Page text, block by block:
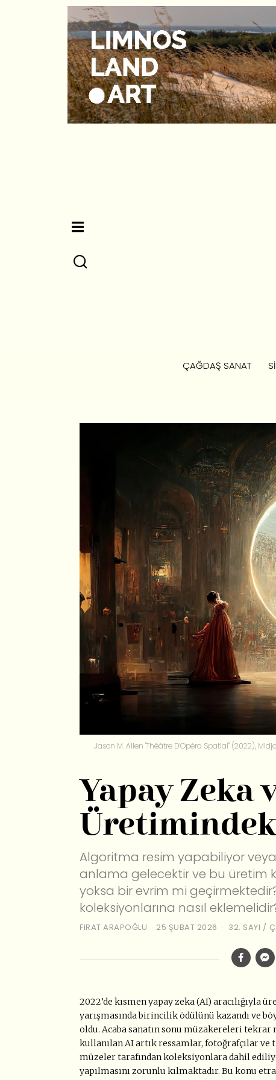
ÇAĞDAŞ SANAT
Jason M. Allen "Théâtre D’Opéra Spatial" (2022),
Yapay Zeka
Algoritma resim yapabiliyor
anlama gelecektir ve bu üretim
yoksa bir evrim mi
koleksiyonlarına nasıl
FIRAT ARAPOĞLU 25 ŞUBAT 2026 32. SAYI /
2022’de kısmen yapay zeka (AI) aracılığıyla
yarışmasında birincilik ödülünü kazandı ve
oldu. Acaba sanatın sonu müzakereleri tekrar
kullanılan AI artık ressamlar, fotoğrafçılar ve
müzeler tarafından koleksiyonlara dahil
yapılmasını zorunlu kılmaktadır. Bu konu